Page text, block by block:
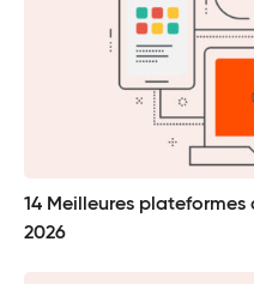
14 Meilleures
2026